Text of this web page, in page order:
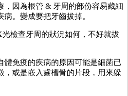
，因為根管 & 牙周的部份容易藏細
。變成要把牙齒拔掉。
檢查牙周的狀況如何，不好就拔
體免疫的疾病的原因可能是細菌已
，或是嵌入齒槽骨的片段，用來躲